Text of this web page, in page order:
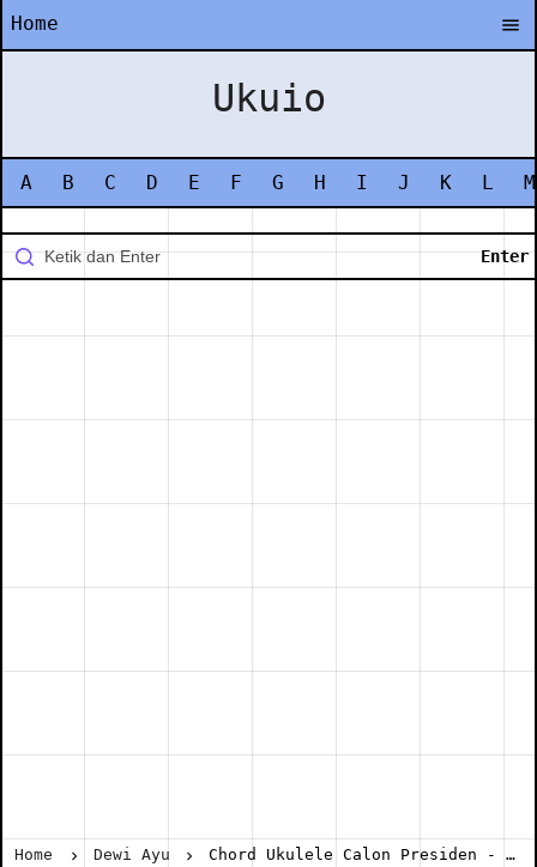
Home
Ukuio
A B C D E F G H I J K L M
Home Dewi Ayu Chord Ukulele Calon Presiden - Dewi Ayu